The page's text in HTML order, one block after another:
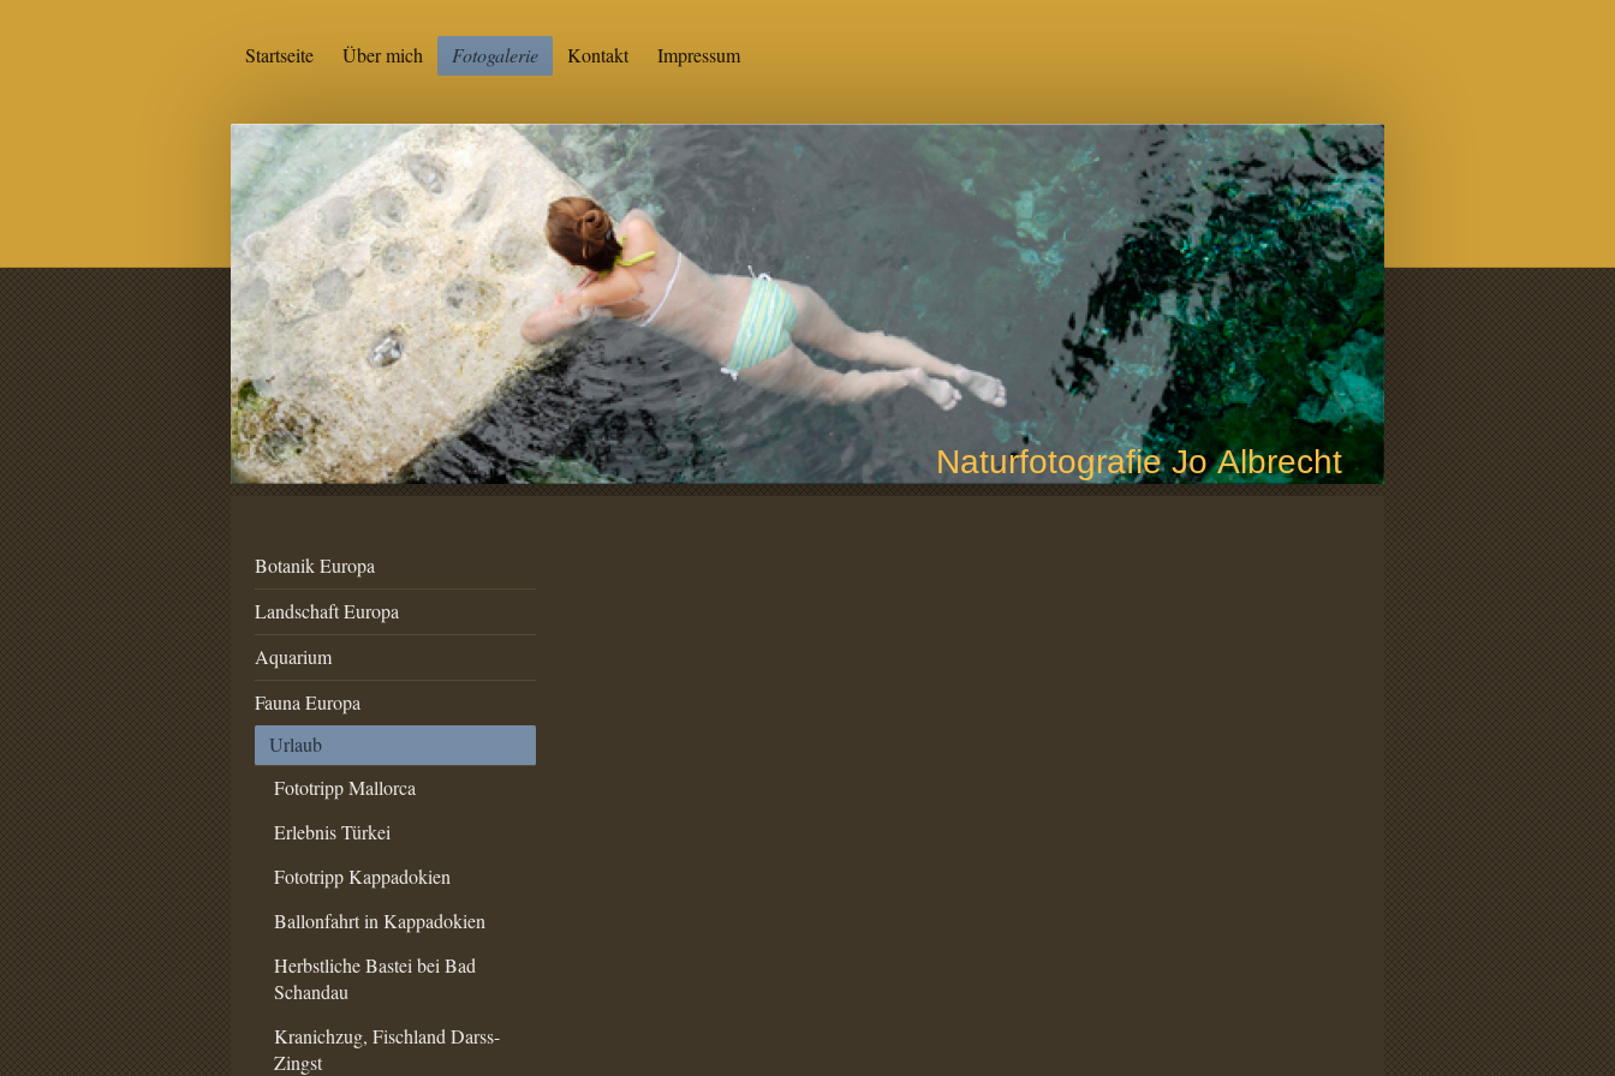
Startseite Über mich Fotogalerie Kontakt Impressum
Naturfotografie Jo Albrecht
Botanik Europa
Landschaft Europa
Aquarium
Fauna Europa
Urlaub
Fototripp Mallorca
Erlebnis Türkei
Fototripp Kappadokien
Ballonfahrt in Kappadokien
Herbstliche Bastei bei Bad
Schandau
Kranichzug, Fischland Darss-
Zingst